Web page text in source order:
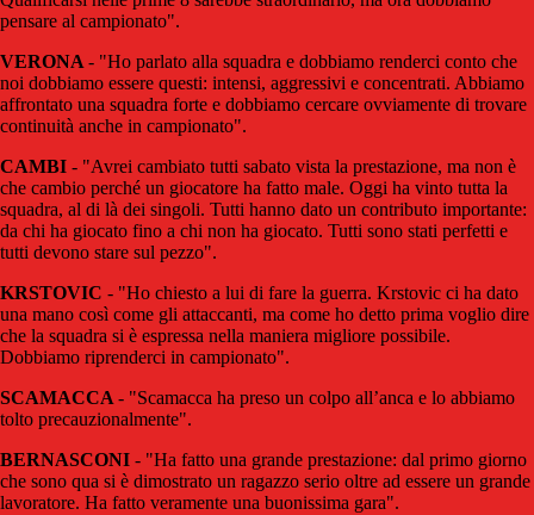
pensare al campionato".
VERONA - "Ho parlato alla squadra e dobbiamo renderci conto che
noi dobbiamo essere questi: intensi, aggressivi e concentrati. Abbiamo
affrontato una squadra forte e dobbiamo cercare ovviamente di trovare
continuità anche in campionato".
CAMBI - "Avrei cambiato tutti sabato vista la prestazione, ma non è
che cambio perché un giocatore ha fatto male. Oggi ha vinto tutta la
squadra, al di là dei singoli. Tutti hanno dato un contributo importante:
da chi ha giocato fino a chi non ha giocato. Tutti sono stati perfetti e
tutti devono stare sul pezzo".
KRSTOVIC - "Ho chiesto a lui di fare la guerra. Krstovic ci ha dato
una mano così come gli attaccanti, ma come ho detto prima voglio dire
che la squadra si è espressa nella maniera migliore possibile.
Dobbiamo riprenderci in campionato".
SCAMACCA - "Scamacca ha preso un colpo all’anca e lo abbiamo
tolto precauzionalmente".
BERNASCONI - "Ha fatto una grande prestazione: dal primo giorno
che sono qua si è dimostrato un ragazzo serio oltre ad essere un grande
lavoratore. Ha fatto veramente una buonissima gara".